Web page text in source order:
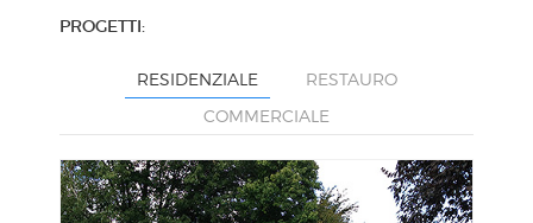
PROGETTI:
RESIDENZIALE
RESTAURO
COMMERCIALE